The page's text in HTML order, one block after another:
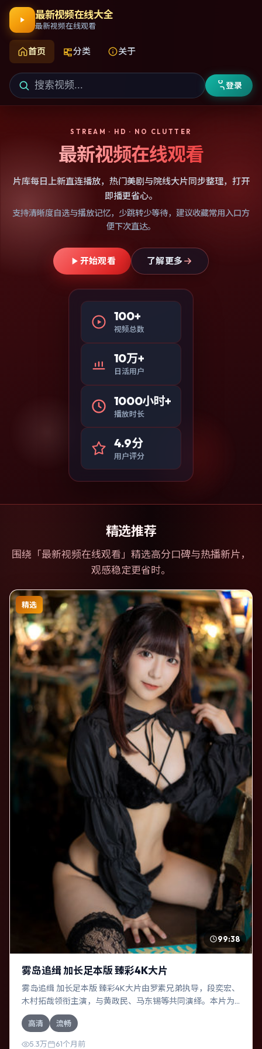
最新视频在线大全
最新视频在线观看
首页 分类 关于
登录
STREAM · HD · NO CLUTTER
最新视频在线观看
片库每日上新直连播放，热门美剧与院线大片同步整理，打开
即播更省心。
支持清晰度自选与播放记忆，少跳转少等待，建议收藏常用入口方
便下次直达。
开始观看 了解更多
100+
视频总数
10万+
日活用户
1000小时+
播放时长
4.9分
用户评分
精选推荐
围绕「最新视频在线观看 」精选高分口碑与热播新片，
观感稳定更省时。
精选
99:38
雾岛追缉 加长足本版 臻彩4K大片
雾岛追缉 加长足本版 臻彩4K大片由罗素兄弟执导，段奕宏、
木村拓哉领衔主演，与黄政民、马东锡等共同演绎。本片为
科幻类型，主要班底与取景来自俄罗斯。一次跨国行动在暴
雨夜失控，信任瞬间崩塌。影片整体气质浓烈，节奏紧凑，
人物动机清晰，适合喜欢强情节与细腻表演的观众。
高清 流畅
5.3万 61个月前